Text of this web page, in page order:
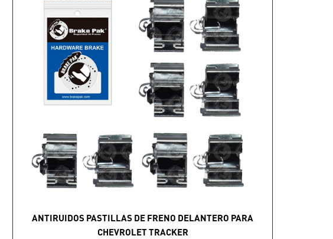
ANTIRUIDOS PASTILLAS DE FRENO DELANTERO PARA
CHEVROLET TRACKER